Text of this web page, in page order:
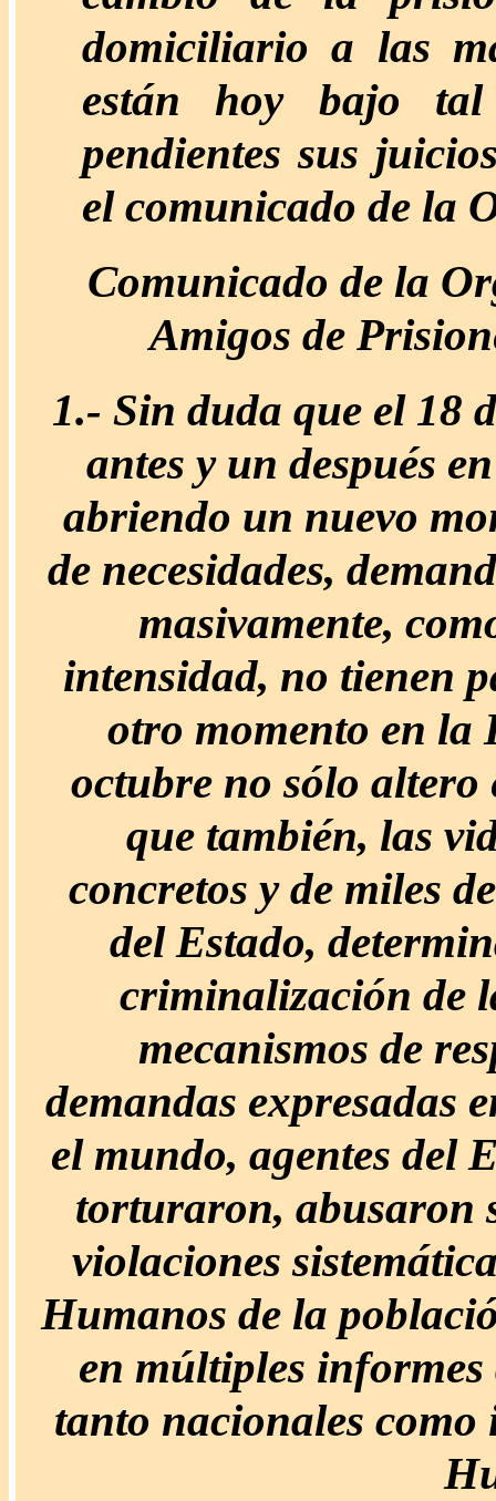
domiciliario a las
están hoy bajo tal
pendientes sus
el comunicado de la
Comunicado de la
Amigos de
1.- Sin duda que el 18
antes y un después
abriendo un nuevo
de necesidades,
masivamente,
intensidad, no tienen
otro momento en la
octubre no sólo
que también, las
concretos y de miles
del Estado,
criminalización de
mecanismos de
demandas expresadas
el mundo, agentes del
torturaron, abusaron
violaciones
Humanos de la
en múltiples informes
tanto nacionales como